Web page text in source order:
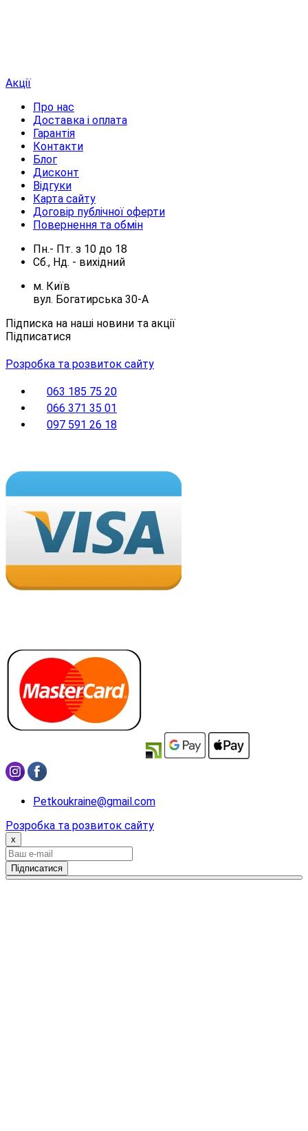
Акції
Про нас
Доставка і оплата
Гарантія
Контакти
Блог
Дисконт
Відгуки
Карта сайту
Договір публічної оферти
Повернення та обмін
Пн.- Пт. з 10 до 18
Сб., Нд. - вихідний
м. Київ
вул. Богатирська 30-А
Підписка на наші новини та акції
Підписатися
Розробка та розвиток сайту
063 185 75 20
066 371 35 01
097 591 26 18
Petkoukraine@gmail.com
Розробка та розвиток сайту
x